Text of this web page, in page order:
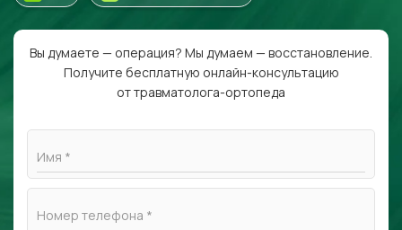
Вы думаете — операция? Мы думаем — восстановление.
Получите бесплатную онлайн-консультацию
от травматолога-ортопеда
Имя *
Номер телефона *